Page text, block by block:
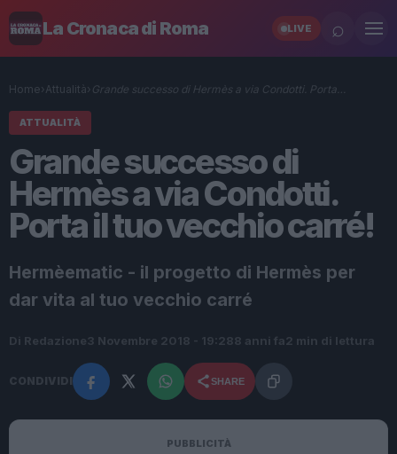
La Cronaca di Roma LIVE ⌕
Home› Attualità› Grande successo di Hermès a via Condotti. Porta…
ATTUALITÀ
Grande successo di
Hermès a via Condotti.
Porta il tuo vecchio carré!
Hermèematic - il progetto di Hermès per
dar vita al tuo vecchio carré
Di Redazione3 Novembre 2018 - 19:288 anni fa2 min di lettura
CONDIVIDI SHARE
PUBBLICITÀ